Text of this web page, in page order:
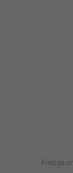
Find us